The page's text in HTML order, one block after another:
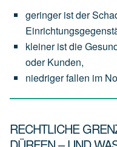
geringer istder
kleiner istdie
oder Kunden,
niedrigerfallen im
RECHTLICHE